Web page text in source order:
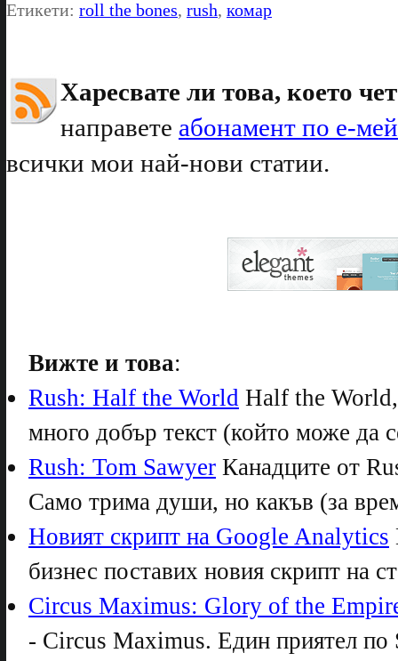
Етикети: roll the bones, rush, комар
Харесвате ли това, което
направете абонамент по е-
всички мои най-нови статии.
Вижте и това:
Rush: Half the World Half the World,
много добър текст (който може да
Rush: Tom Sawyer Канадците от
Само трима души, но какъв (за
Новият скрипт на Google Analytics
бизнес поставих новия скрипт на
Circus Maximus: Glory of the
- Circus Maximus. Един приятел по